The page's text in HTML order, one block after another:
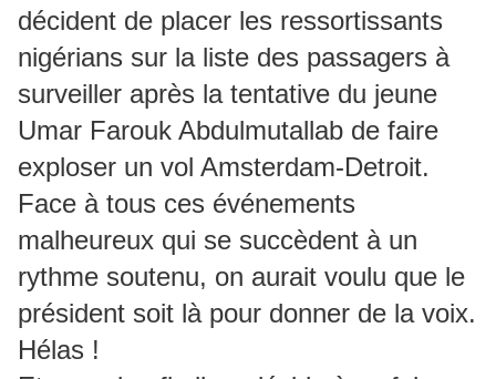
décident de placer les ressortissants
nigérians sur la liste des passagers à
surveiller après la tentative du jeune
Umar Farouk Abdulmutallab de faire
exploser un vol Amsterdam-Detroit.
Face à tous ces événements
malheureux qui se succèdent à un
rythme soutenu, on aurait voulu que le
président soit là pour donner de la voix.
Hélas !